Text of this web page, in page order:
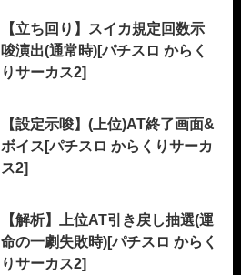
【立ち回り】スイカ規定回数示
唆演出(通常時)[パチスロ からく
りサーカス2]
【設定示唆】(上位)AT終了画面&
ボイス[パチスロ からくりサーカ
ス2]
【解析】上位AT引き戻し抽選(運
命の一劇失敗時)[パチスロ からく
りサーカス2]